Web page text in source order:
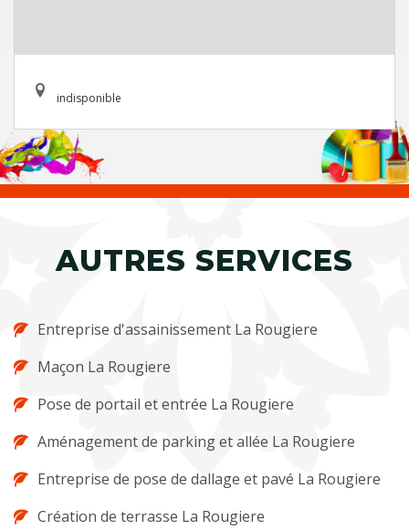
indisponible
AUTRES SERVICES
Entreprise d'assainissement La Rougiere
Maçon La Rougiere
Pose de portail et entrée La Rougiere
Aménagement de parking et allée La Rougiere
Entreprise de pose de dallage et pavé La Rougiere
Création de terrasse La Rougiere